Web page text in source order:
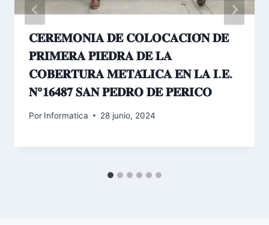
𝐂𝐄𝐑𝐄𝐌𝐎𝐍𝐈𝐀 𝐃𝐄 𝐂𝐎𝐋𝐎𝐂𝐀𝐂𝐈𝐎́𝐍 𝐃𝐄
𝐏𝐑𝐈𝐌𝐄𝐑𝐀 𝐏𝐈𝐄𝐃𝐑𝐀 𝐃𝐄 𝐋𝐀
𝐂𝐎𝐁𝐄𝐑𝐓𝐔𝐑𝐀 𝐌𝐄𝐓𝐀́𝐋𝐈𝐂𝐀 𝐄𝐍 𝐋𝐀 𝐈.𝐄.
𝐍°𝟏𝟔𝟒𝟖𝟕 𝐒𝐀𝐍 𝐏𝐄𝐃𝐑𝐎 𝐃𝐄 𝐏𝐄𝐑𝐈𝐂𝐎
Por Informatica 28 junio, 2024